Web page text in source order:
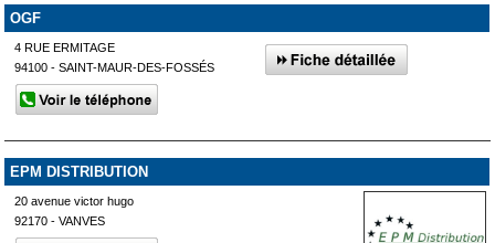
OGF
4 RUE ERMITAGE
94100 - SAINT-MAUR-DES-FOSSÉS
EPM DISTRIBUTION
20 avenue victor hugo
92170 - VANVES